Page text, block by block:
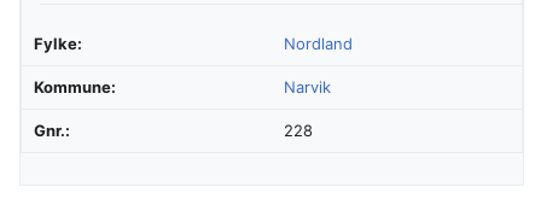
Fylke: Nordland
Kommune: Narvik
Gnr.: 228